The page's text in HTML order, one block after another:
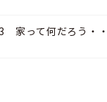
家って何だろう・